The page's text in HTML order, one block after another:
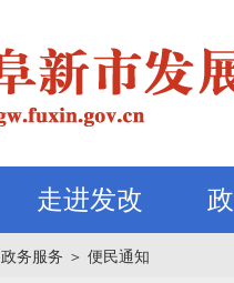
走进发改
政务服务 ＞ 便民通知